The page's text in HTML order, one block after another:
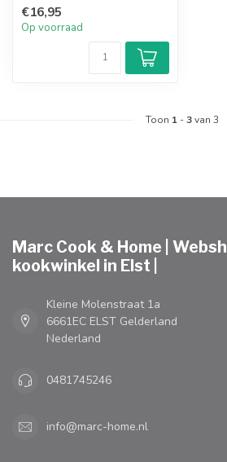
€16,95
Op voorraad
Toon 1 -3van 3
Marc Cook & Home |
kookwinkel in Elst |
Kleine Molenstraat 1a
6661EC ELST Gelderland
Nederland
0481745246
info@marc-home.nl